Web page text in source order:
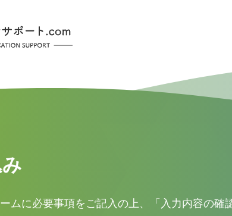
ムに必要事項をご記入の上、「入力内容の確